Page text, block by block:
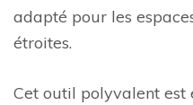
adapté pour les
étroites.
Cet outil polyvalent est